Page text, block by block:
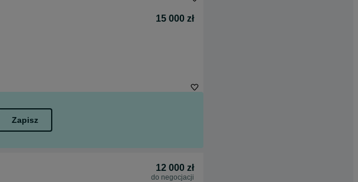
15 000 zł
Zapisz
12 000 zł
do negocjacji